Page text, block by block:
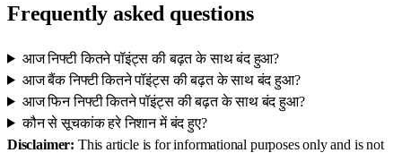
Frequently asked questions
आज निफ्टी कितने पॉइंट्स की बढ़त के साथ बंद हुआ?
आज बैंक निफ्टी कितने पॉइंट्स की बढ़त के साथ बंद हुआ?
आज फिन निफ्टी कितने पॉइंट्स की बढ़त के साथ बंद हुआ?
कौन से सूचकांक हरे निशान में बंद हुए?
Disclaimer: This article is for informational purposes only and is not